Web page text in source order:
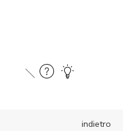
indietro